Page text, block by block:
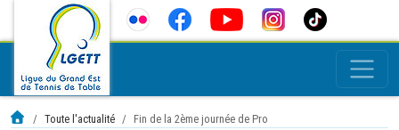
Toute l'actualité Fin de la 2ème journée de Pro